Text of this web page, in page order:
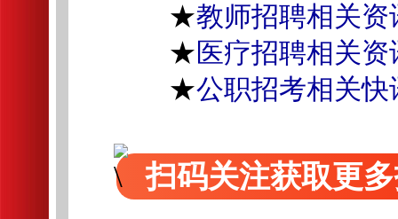
★教师招聘相关资
★医疗招聘相关资
★公职招考相关快
扫码关注获取更